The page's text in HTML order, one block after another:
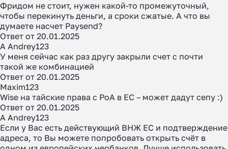
Фридом не стоит, нужен какой-то промежуточный,
чтобы перекинуть деньги, а сроки сжатые. А что вы
думаете насчет Paysend?
Ответ от 20.01.2025
A Andrey123
У меня сейчас как раз другу закрыли счет с почти
такой же комбинацией
Ответ от 20.01.2025
Maxim123
Wise на тайские права с PoA в ЕС – может дадут сепу :)
Ответ от 20.01.2025
A Andrey123
Если у Вас есть действующий ВНЖ ЕС и подтверждение
адреса, то Вы можете попробовать открыть счёт в